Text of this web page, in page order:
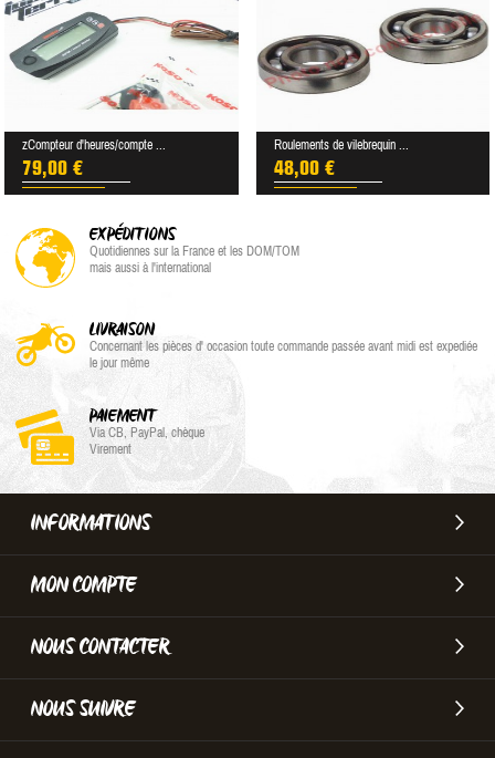
zCompteur d'heures/compte ...
79,00 €
Roulements de vilebrequin ...
48,00 €
EXPÉDITIONS
Quotidiennes sur la France et les DOM/TOM
mais aussi à l'international
LIVRAISON
Concernant les pièces d' occasion toute commande passée avant midi est expediée
le jour même
PAIEMENT
Via CB, PayPal, chèque
Virement
INFORMATIONS
MON COMPTE
NOUS CONTACTER
NOUS SUIVRE